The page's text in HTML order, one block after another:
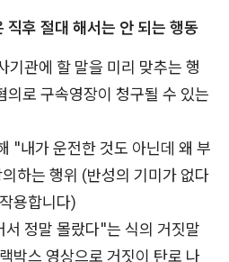
직후 절대 해서는 안 되는 행동
기관에 할 말을 미리 맞추는 행
의로 구속영장이 청구될 수 있는
"내가 운전한 것도 아닌데 왜 부
하는 행위 (반성의 기미가 없다
용합니다)
정말 몰랐다"는 식의 거짓말
박스 영상으로 거짓이 탄로 나